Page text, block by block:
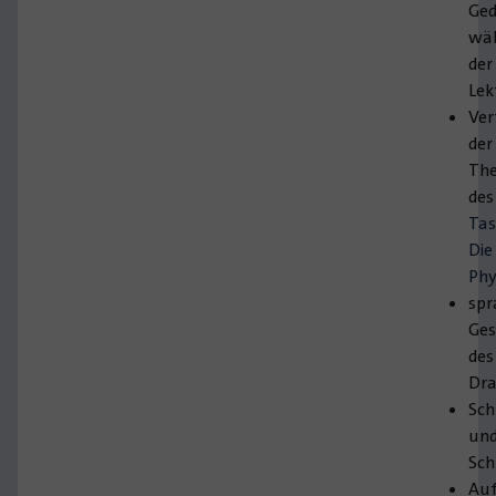
der
der
des
Die
des